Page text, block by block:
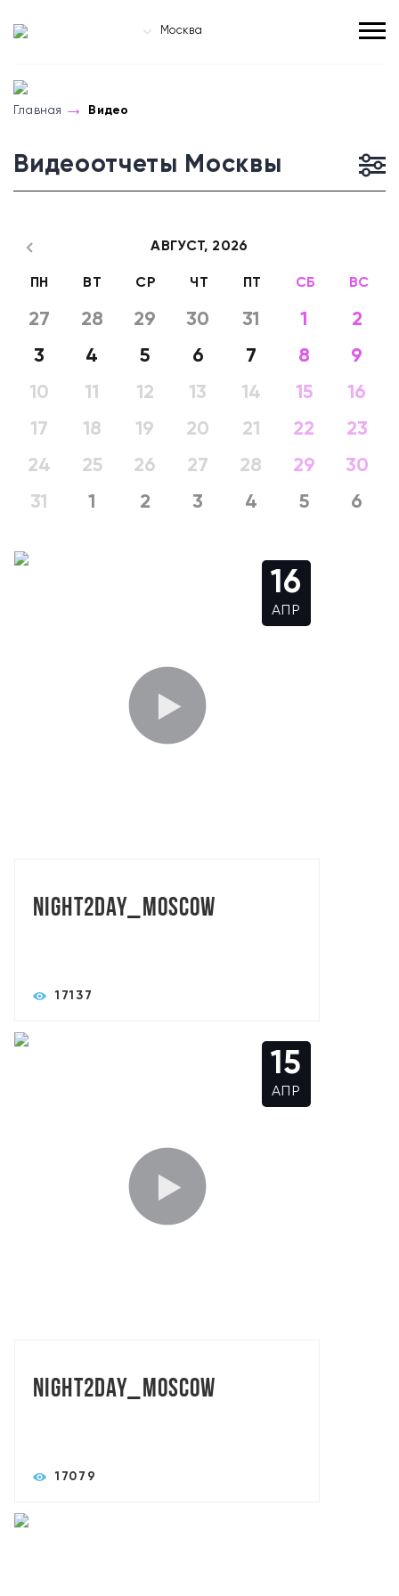
Москва
Главная Видео
Видеоотчеты Москвы
АВГУСТ, 2026
ПН ВТ СР ЧТ ПТ СБ ВС
27 28 29 30 31 1
2
3
4 5 6 7 8
9
10
11 12 13 14 15
16
17
18 19 20 21 22
23
24
25 26 27 28 29
30
31
1 2 3 4 5 6
16
АПР
Night2day_Moscow
17137
15
АПР
Night2day_Moscow
17079